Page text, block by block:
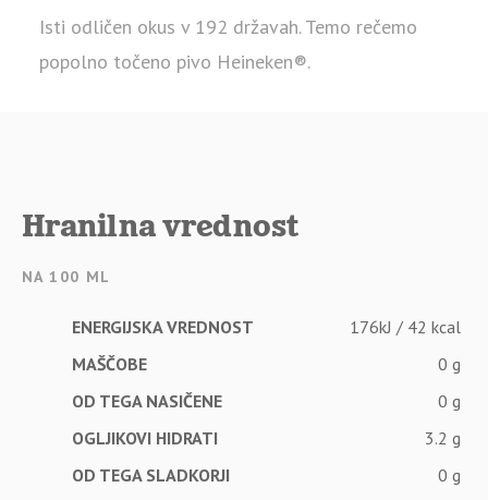
Isti odličen okus v 192 državah. Temo rečemo
popolno točeno pivo Heineken®.
Hranilna vrednost
NA 100 ML
ENERGIJSKA VREDNOST
176kJ / 42 kcal
MAŠČOBE
0 g
OD TEGA NASIČENE
0 g
OGLJIKOVI HIDRATI
3.2 g
OD TEGA SLADKORJI
0 g